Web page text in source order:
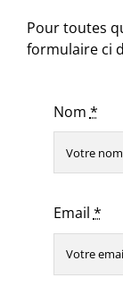
Pour toutes
formulaire ci
Nom *
Email *